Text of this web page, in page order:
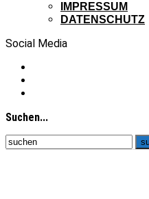
IMPRESSUM
DATENSCHUTZ
Social Media
Suchen...